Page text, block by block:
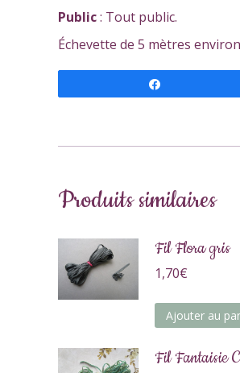
Public: Tout public.
Échevette de 5 mètres
Produits similaires
Fil Flora gris
1,70€
Ajouter au
Fil Fantaisie